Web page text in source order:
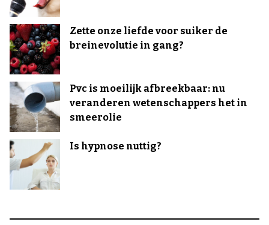
Zette onze liefde voor suiker de
breinevolutie in gang?
Pvc is moeilijk afbreekbaar: nu
veranderen wetenschappers het in
smeerolie
Is hypnose nuttig?